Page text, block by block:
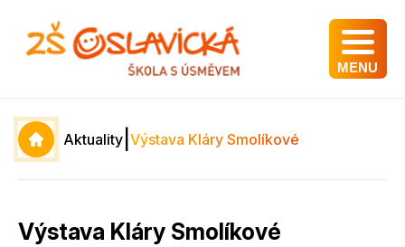
MENU
Aktuality Výstava Kláry Smolíkové
Výstava Kláry Smolíkové